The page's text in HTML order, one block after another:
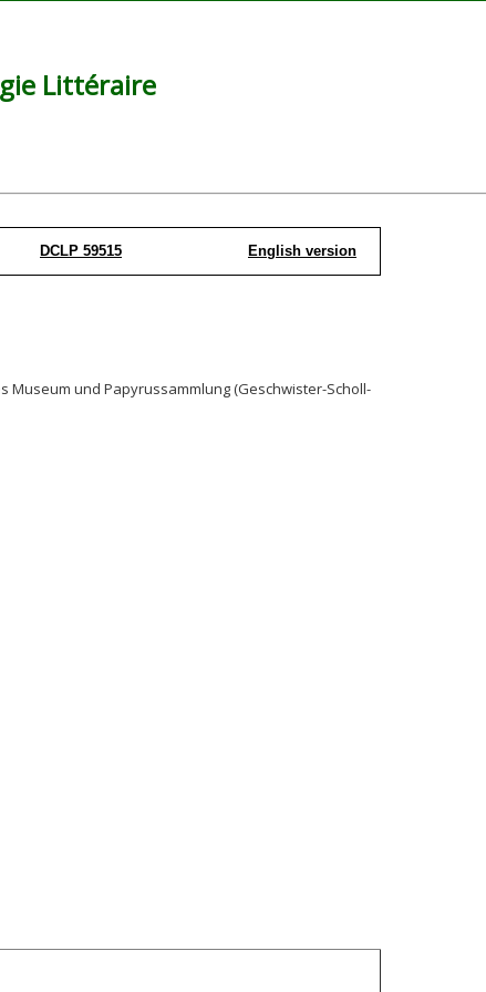
Littéraire
DCLP 59515 English version
und Papyrussammlung (Geschwister-Scholl-